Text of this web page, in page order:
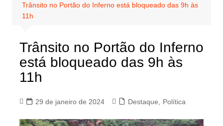
Trânsito no Portão do Inferno está bloqueado das 9h às
11h
Trânsito no Portão do Inferno
está bloqueado das 9h às
11h
29 de janeiro de 2024 Destaque Política